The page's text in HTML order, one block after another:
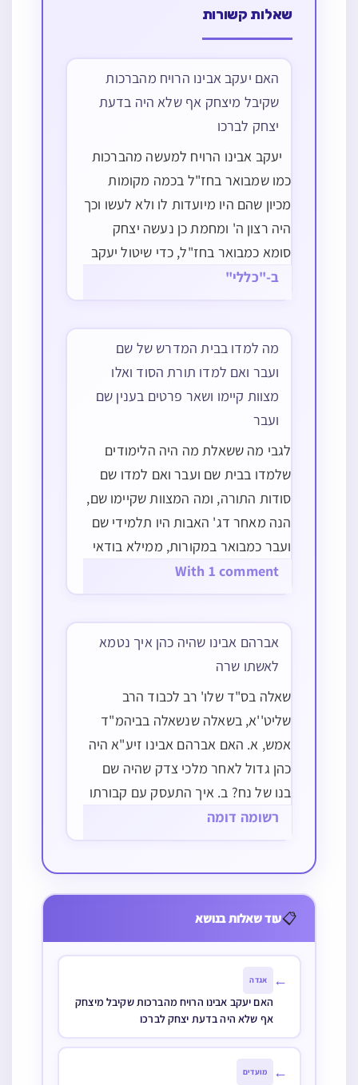
שאלות קשורות
האם יעקב אבינו הרויח מהברכות
שקיבל מיצחק אף שלא היה בדעת
יצחק לברכו
יעקב אבינו הרויח למעשה מהברכות
כמו שמבואר בחז"ל בכמה מקומות
מכיון שהם היו מיועדות לו ולא לעשו וכך
היה רצון ה' ומחמת כן נעשה יצחק
סומא כמבואר בחז"ל, כדי שיטול יעקב
את הברכות (עי' מדה"ג מהדורתי עמ'
ב-"כללי"
מה למדו בבית המדרש של שם
ועבר ואם למדו תורת הסוד ואלו
מצוות קיימו ושאר פרטים בענין שם
ועבר
לגבי מה ששאלת מה היה הלימודים
שלמדו בבית שם ועבר ואם למדו שם
סודות התורה, ומה המצוות שקיימו שם,
הנה מאחר דג' האבות היו תלמידי שם
ועבר כמבואר במקורות, ממילא בודאי
למדו שם כל התורה כולה דקיים
With 1 comment
אברהם אבינו שהיה כהן איך נטמא
לאשתו שרה
שאלה בס"ד שלו' רב לכבוד הרב
שליט''א, בשאלה שנשאלה בביהמ"ד
אמש, א. האם אברהם אבינו זיע"א היה
כהן גדול לאחר מלכי צדק שהיה שם
בנו של נח? ב. איך התעסק עם קבורתו
של של שרה אימנו הרי היה כהן גדול
רשומה דומה
📋עוד שאלות בנושא
← אגדה
האם יעקב אבינו הרויח מהברכות שקיבל מיצחק
אף שלא היה בדעת יצחק לברכו
← מועדים